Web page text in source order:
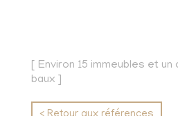
[ Environ 15 immeubles et
baux ]